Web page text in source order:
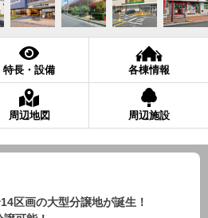
特長・設備 各棟情報
周辺地図 周辺施設
区画の大型分譲地が誕生！